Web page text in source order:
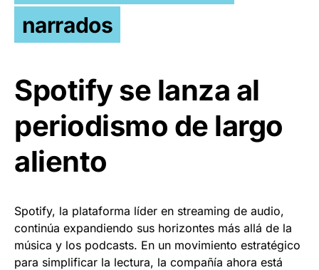
narrados
Spotify se lanza al
periodismo de largo
aliento
Spotify, la plataforma líder en streaming de audio,
continúa expandiendo sus horizontes más allá de la
música y los podcasts. En un movimiento estratégico
para simplificar la lectura, la compañía ahora está